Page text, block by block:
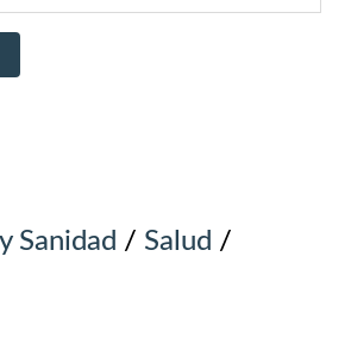
Sanidad / Salud /